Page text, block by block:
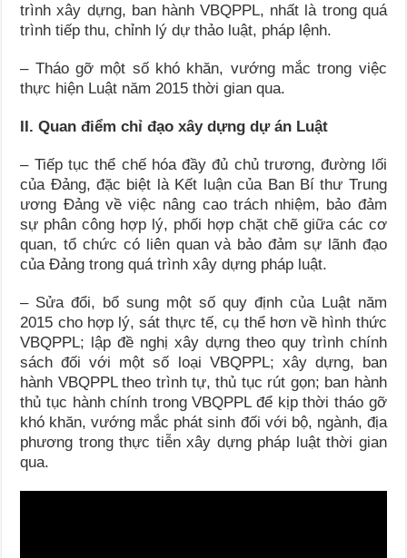
trình xây dựng, ban hành VBQPPL, nhất là trong quá
trình tiếp thu, chỉnh lý dự thảo luật, pháp lệnh.
– Tháo gỡ một số khó khăn, vướng mắc trong việc
thực hiện Luật năm 2015 thời gian qua.
II. Quan điểm chỉ đạo xây dựng dự án Luật
– Tiếp tục thể chế hóa đầy đủ chủ trương, đường lối
của Đảng, đặc biệt là Kết luận của Ban Bí thư Trung
ương Đảng về việc nâng cao trách nhiệm, bảo đảm
sự phân công hợp lý, phối hợp chặt chẽ giữa các cơ
quan, tổ chức có liên quan và bảo đảm sự lãnh đạo
của Đảng trong quá trình xây dựng pháp luật.
– Sửa đổi, bổ sung một số quy định của Luật năm
2015 cho hợp lý, sát thực tế, cụ thể hơn về hình thức
VBQPPL; lập đề nghị xây dựng theo quy trình chính
sách đối với một số loại VBQPPL; xây dựng, ban
hành VBQPPL theo trình tự, thủ tục rút gọn; ban hành
thủ tục hành chính trong VBQPPL để kịp thời tháo gỡ
khó khăn, vướng mắc phát sinh đối với bộ, ngành, địa
phương trong thực tiễn xây dựng pháp luật thời gian
qua.